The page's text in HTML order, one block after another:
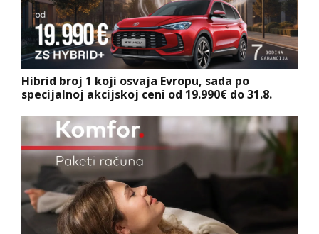
Hibrid broj 1 koji osvaja Evropu, sada po
specijalnoj akcijskoj ceni od 19.990€ do 31.8.